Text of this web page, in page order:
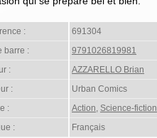
:
691304
barre :
9791026819981
:
AZZARELLO Brian
:
Urban Comics
:
Action, Science-fiction
:
Français